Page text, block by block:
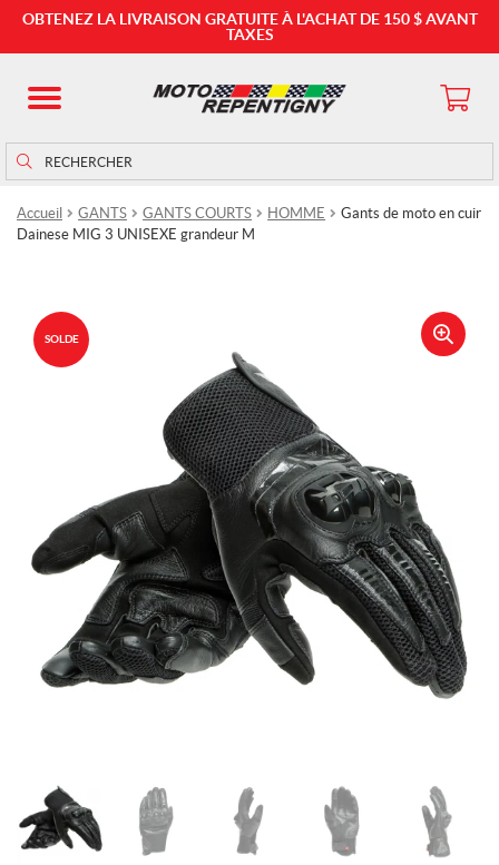
OBTENEZ LA LIVRAISON GRATUITE À L'ACHAT DE 150 $ AVANT
TAXES
Rechercher :
Rechercher
Accueil GANTS GANTS COURTS HOMME
Gants de moto en cuir
Dainese MIG 3 UNISEXE grandeur M
SOLDE